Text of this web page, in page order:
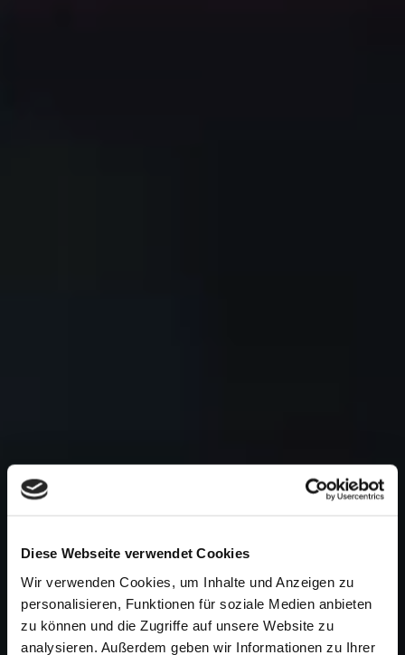
Diese Webseite verwendet Cookies
Wir verwenden Cookies, um Inhalte und Anzeigen zu
personalisieren, Funktionen für soziale Medien anbieten
zu können und die Zugriffe auf unsere Website zu
analysieren. Außerdem geben wir Informationen zu Ihrer